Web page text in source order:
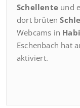
Schellente und
dort brüten
Webcams in
Eschenbach hat
aktiviert.